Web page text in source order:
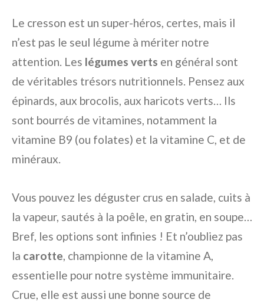
Le cresson est un super-héros, certes, mais il
n’est pas le seul légume à mériter notre
attention. Les légumes verts en général sont
de véritables trésors nutritionnels. Pensez aux
épinards, aux brocolis, aux haricots verts… Ils
sont bourrés de vitamines, notamment la
vitamine B9 (ou folates) et la vitamine C, et de
minéraux.
Vous pouvez les déguster crus en salade, cuits à
la vapeur, sautés à la poêle, en gratin, en soupe…
Bref, les options sont infinies ! Et n’oubliez pas
la carotte, championne de la vitamine A,
essentielle pour notre système immunitaire.
Crue, elle est aussi une bonne source de